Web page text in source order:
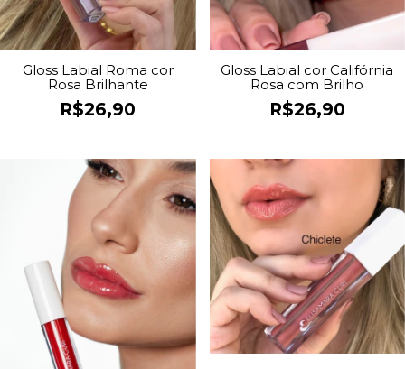
Gloss Labial Roma cor
Rosa Brilhante
R$26,90
Gloss Labial cor Califórnia
Rosa com Brilho
R$26,90